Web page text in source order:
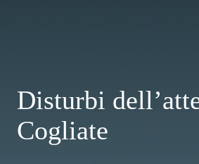
Disturbi
Cogliate